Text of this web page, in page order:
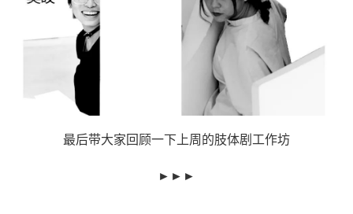
最后带大家回顾一下上周的肢体剧工作坊
►►►